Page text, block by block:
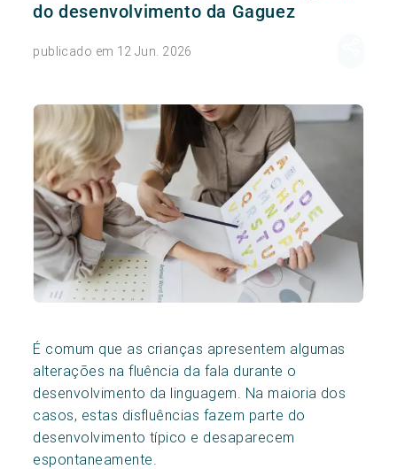
do desenvolvimento da Gaguez
publicado em 12 Jun. 2026
É comum que as crianças apresentem algumas
alterações na fluência da fala durante o
desenvolvimento da linguagem. Na maioria dos
casos, estas disfluências fazem parte do
desenvolvimento típico e desaparecem
espontaneamente.